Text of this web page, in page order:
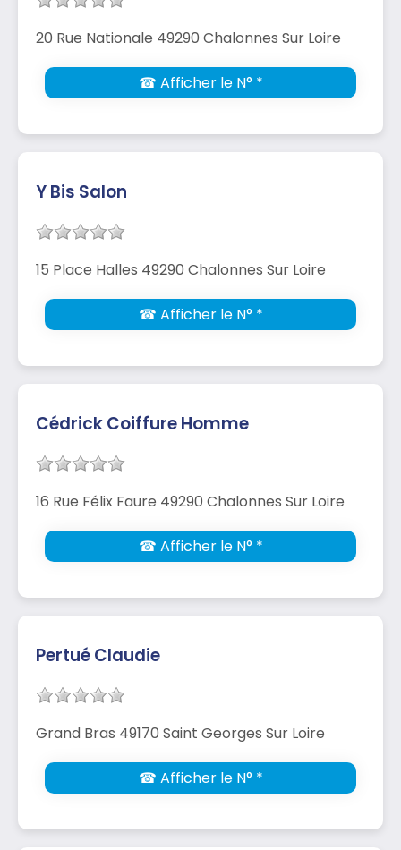
20 Rue Nationale 49290 Chalonnes Sur Loire
☎ Afficher le N° *
Y Bis Salon
15 Place Halles 49290 Chalonnes Sur Loire
☎ Afficher le N° *
Cédrick Coiffure Homme
16 Rue Félix Faure 49290 Chalonnes Sur Loire
☎ Afficher le N° *
Pertué Claudie
Grand Bras 49170 Saint Georges Sur Loire
☎ Afficher le N° *